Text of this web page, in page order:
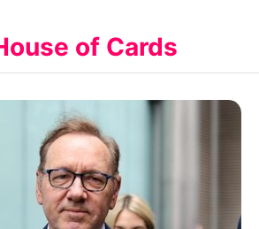
of Cards